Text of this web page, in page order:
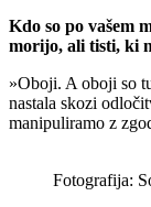
Kdo so po vašem
morijo, ali tisti, ki
»Oboji. A oboji so
nastala skozi
manipuliramo z
Fotografija: